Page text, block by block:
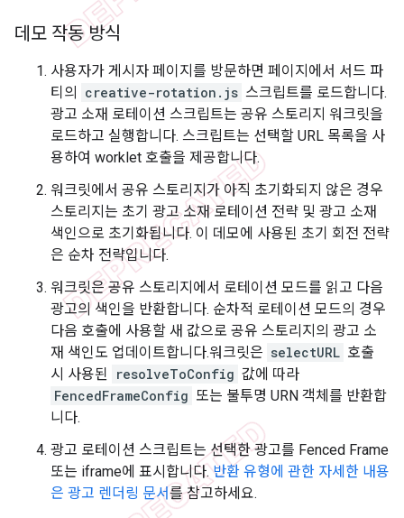
데모 작동 방식
사용자가 게시자 페이지를 방문하면 페이지에서 서드 파
티의
creative-rotation.js 스크립트를 로드합니다.
광고 소재 로테이션 스크립트는 공유 스토리지 워크릿을
로드하고 실행합니다. 스크립트는 선택할 URL 목록을 사
용하여 worklet 호출을 제공합니다.
워크릿에서 공유 스토리지가 아직 초기화되지 않은 경우
스토리지는 초기 광고 소재 로테이션 전략 및 광고 소재
색인으로 초기화됩니다. 이 데모에 사용된 초기 회전 전략
은 순차 전략입니다.
워크릿은 공유 스토리지에서 로테이션 모드를 읽고 다음
광고의 색인을 반환합니다. 순차적 로테이션 모드의 경우
다음 호출에 사용할 새 값으로 공유 스토리지의 광고 소
재 색인도 업데이트합니다.워크릿은 selectURL 호출
시 사용된
resolveToConfig 값에 따라
FencedFrameConfig 또는 불투명 URN 객체를 반환합
니다.
광고 로테이션 스크립트는 선택한 광고를 Fenced Frame
또는 iframe에 표시합니다.반환 유형에 관한 자세한 내용
은 광고 렌더링 문서를 참고하세요.